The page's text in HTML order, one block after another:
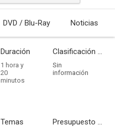
DVD / Blu-Ray Noticias
Duración
1 hora y
20
minutos
Clasificación por edades
Sin
información
Temas Presupuesto - Ingresos